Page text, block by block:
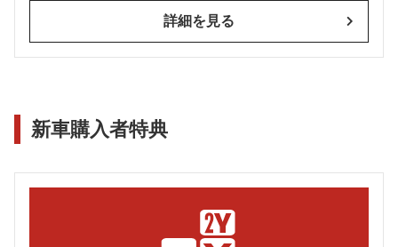
詳細を見る
新車購入者特典